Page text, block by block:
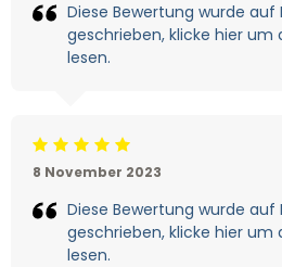
Diese Bewertung wurde auf
geschrieben, klicke hier um
lesen.
Beoordeling: 5/5
8 November 2023
Diese Bewertung wurde auf
geschrieben, klicke hier um
lesen.